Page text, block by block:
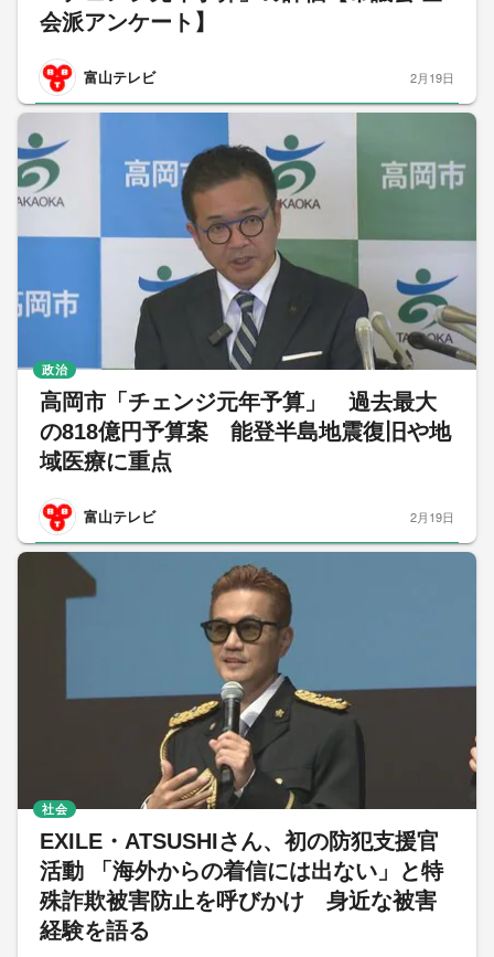
会派アンケート】
富山テレビ 2月19日
高岡市「チェンジ元年予算」 過去最大
の818億円予算案 能登半島地震復旧や地
域医療に重点
富山テレビ
政治
2月19日
EXILE・ATSUSHIさん、初の防犯支援官
活動 「海外からの着信には出ない」と特
殊詐欺被害防止を呼びかけ 身近な被害
経験を語る
社会